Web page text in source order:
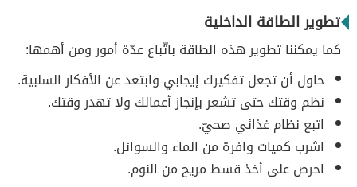
تطوير الطاقة الداخلية
كما يمكننا تطوير هذه الطاقة باتّباع عدّة أمور ومن أهمها:
حاول أن تجعل تفكيرك إيجابي وابتعد عن الأفكار السلبية.
نظم وقتك حتى تشعر بإنجاز أعمالك ولا تهدر وقتك.
اتبع نظام غذائي صحيّ.
اشرب كميات وافرة من الماء والسوائل.
احرص على أخذ قسط مريح من النوم.